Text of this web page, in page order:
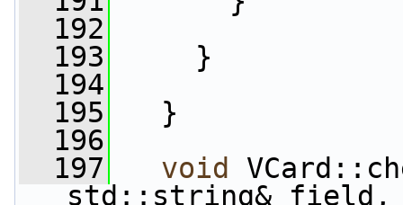
  192
  193
}
  194
  195
}
  196
  197
void
std::string& field,